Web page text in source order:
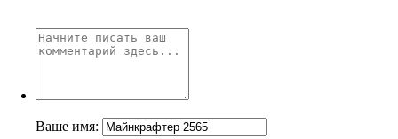
Ваше имя: